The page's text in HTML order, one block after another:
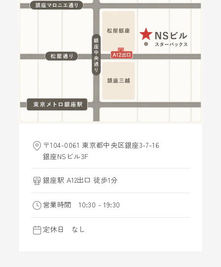
〒104-0061 東京都中央区銀座3-7-16
銀座NSビル3F
銀座駅 A12出口 徒歩1分
営業時間 10:30 - 19:30
定休日 なし